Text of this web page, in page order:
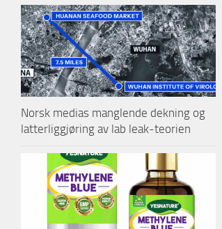
Norsk medias manglende dekning og
latterliggjøring av lab leak-teorien